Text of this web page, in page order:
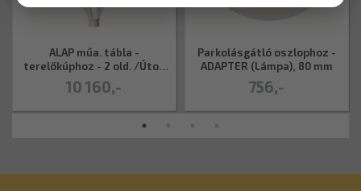
10 160,-
ALAP műa. tábla -
terelőkúphoz - 2 old. /Úton
folyó m. - EG/
756,-
Parkolásgátló oszlophoz -
ADAPTER (Lámpa), 80 mm